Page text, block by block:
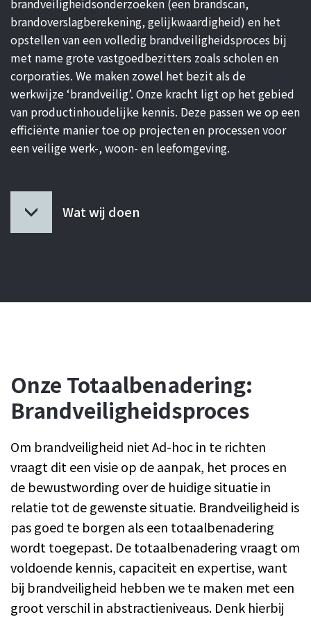
brandoverslagberekening, gelijkwaardigheid) en het
opstellen van een volledig brandveiligheidsproces bij
met name grote vastgoedbezitters zoals scholen en
corporaties. We maken zowel het bezit als de
werkwijze ‘brandveilig’. Onze kracht ligt op het gebied
van productinhoudelijke kennis. Deze passen we op een
efficiënte manier toe op projecten en processen voor
een veilige werk-, woon- en leefomgeving.
Wat wij doen
Onze Totaalbenadering:
Brandveiligheidsproces
Om brandveiligheid niet Ad-hoc in te richten
vraagt dit een visie op de aanpak, het proces en
de bewustwording over de huidige situatie in
relatie tot de gewenste situatie. Brandveiligheid is
pas goed te borgen als een totaalbenadering
wordt toegepast. De totaalbenadering vraagt om
voldoende kennis, capaciteit en expertise, want
bij brandveiligheid hebben we te maken met een
groot verschil in abstractieniveaus. Denk hierbij